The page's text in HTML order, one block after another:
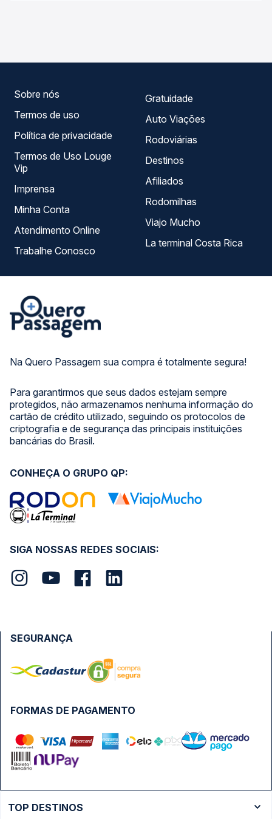
Na Quero Passagem sua compra é totalmente segura!
Para garantirmos que seus dados estejam sempre
protegidos, não armazenamos nenhuma informação do
cartão de crédito utilizado, seguindo os protocolos de
criptografia e de segurança das principais instituições
bancárias do Brasil.
Sobre nós
Termos de uso
Política de privacidade
Termos de Uso Louge
Vip
Imprensa
Minha Conta
Atendimento Online
Trabalhe Conosco
Gratuidade
Auto Viações
Rodoviárias
Destinos
Afiliados
Rodomilhas
Viajo Mucho
La terminal Costa Rica
SIGA NOSSAS REDES SOCIAIS:
CONHEÇA O GRUPO QP:
FORMAS DE PAGAMENTO
SEGURANÇA
TOP DESTINOS